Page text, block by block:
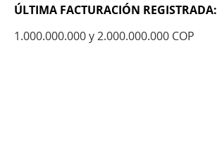
ÚLTIMA FACTURACIÓN REGISTRADA:
1.000.000.000 y 2.000.000.000 COP